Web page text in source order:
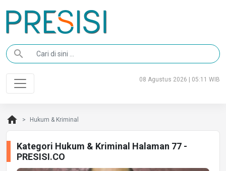
search
08 Agustus 2026 | 05:11 WIB
home Hukum & Kriminal
Kategori Hukum & Kriminal Halaman 77 -
PRESISI.CO